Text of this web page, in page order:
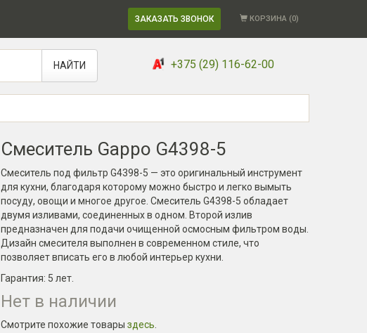
ЗАКАЗАТЬ ЗВОНОК КОРЗИНА (0)
НАЙТИ +375 (29) 116-62-00
Смеситель Gappo G4398-5
Смеситель под фильтр G4398-5 — это оригинальный инструмент
для кухни, благодаря которому можно быстро и легко вымыть
посуду, овощи и многое другое. Смеситель G4398-5 обладает
двумя изливами, соединенных в одном. Второй излив
предназначен для подачи очищенной осмосным фильтром воды.
Дизайн смесителя выполнен в современном стиле, что
позволяет вписать его в любой интерьер кухни.
Гарантия: 5 лет.
Нет в наличии
Смотрите похожие товары здесь